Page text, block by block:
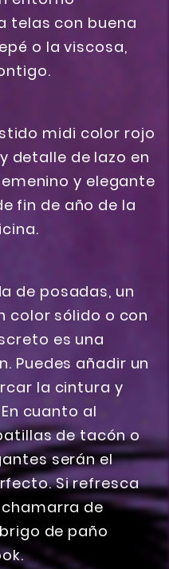
telas con buena
o la viscosa,
de posadas, un
color sólido o con
es una
Puedes añadir un
la cintura y
cuanto al
de tacón o
serán el
Si refresca
de
de paño